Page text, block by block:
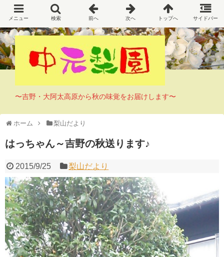
〜吉野・大阿太高原から秋の味覚をお届けします〜
ホーム 梨山だより
はっちゃん～吉野の秋送ります♪
2015/9/25 梨山だより